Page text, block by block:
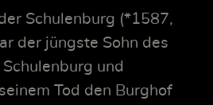
Schulenburg (*1587,
der jüngste Sohn des
und
Tod den Burghof